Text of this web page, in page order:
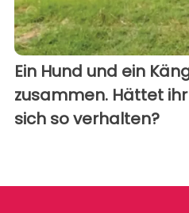
Ein Hund und ein
zusammen. Hättet
sich so verhalten?